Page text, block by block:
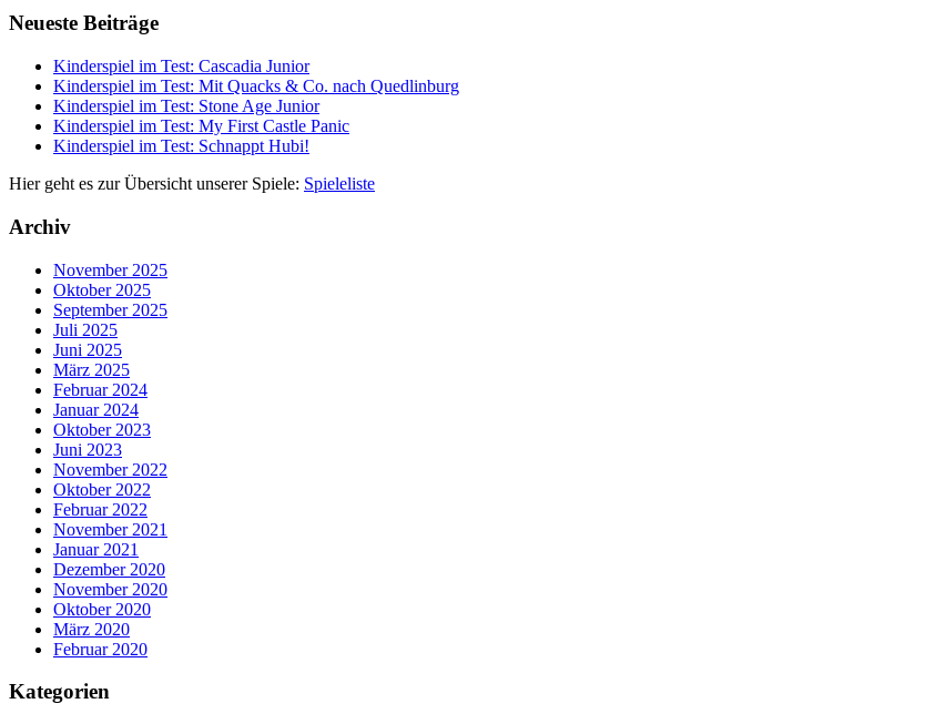
Neueste Beiträge
Kinderspiel im Test: Cascadia Junior
Kinderspiel im Test: Mit Quacks & Co. nach Quedlinburg
Kinderspiel im Test: Stone Age Junior
Kinderspiel im Test: My First Castle Panic
Kinderspiel im Test: Schnappt Hubi!
Hier geht es zur Übersicht unserer Spiele: Spieleliste
Archiv
November 2025
Oktober 2025
September 2025
Juli 2025
Juni 2025
März 2025
Februar 2024
Januar 2024
Oktober 2023
Juni 2023
November 2022
Oktober 2022
Februar 2022
November 2021
Januar 2021
Dezember 2020
November 2020
Oktober 2020
März 2020
Februar 2020
Kategorien